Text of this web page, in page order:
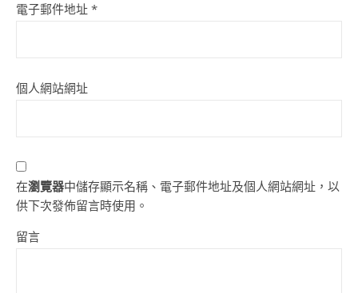
電子郵件地址 *
個人網站網址
在瀏覽器中儲存顯示名稱、電子郵件地址及個人網站網址，以
供下次發佈留言時使用。
留言